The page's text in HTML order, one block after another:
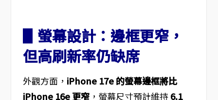
▋螢幕設計：邊框更窄，
但高刷新率仍缺席
外觀方面， iPhone 17e 的螢幕邊框將比
iPhone 16e 更窄，螢幕尺寸預計維持6.1